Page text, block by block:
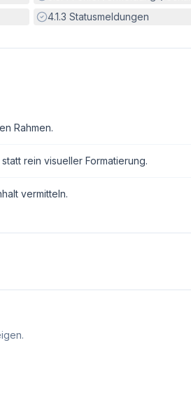
Erfüllt:
4.1.3 Statusmeldungen
Rahmen.
rein visueller Formatierung.
vermitteln.